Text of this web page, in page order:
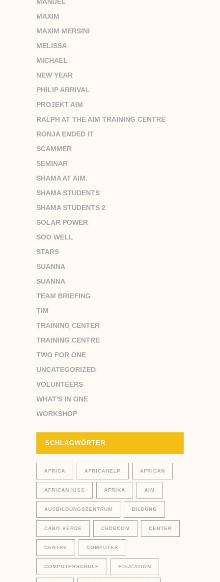
MAXIM
MAXIM MERSINI
MELISSA
MICHAEL
NEW YEAR
PHILIP ARRIVAL
PROJEKT AIM
RALPH AT THE AIM TRAINING CENTRE
RONJA ENDED IT
SCAMMER
SEMINAR
SHAMA AT AIM.
SHAMA STUDENTS
SHAMA STUDENTS 2
SOLAR POWER
SOO WELL
STARS
SUANNA
SUANNA
TEAM BRIEFING
TIM
TRAINING CENTER
TRAINING CENTRE
TWO FOR ONE
UNCATEGORIZED
VOLUNTEERS
WHAT'S IN ONE
WORKSHOP
SCHLAGWÖRTER
AFRICA AFRICAHELP AFRICAN
AFRICAN KISS AFRIKA AIM
AUSBILDUNGSZENTRUM BILDUNG
CABO VERDE CEDECOM CENTER
CENTRE COMPUTER
COMPUTERSCHULE EDUCATION